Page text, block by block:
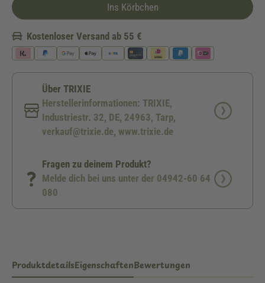
Ins Körbchen
Kostenloser Versand ab 55 €
Über TRIXIE
Herstellerinformationen: TRIXIE,
Industriestr. 32, DE, 24963, Tarp,
verkauf@trixie.de, www.trixie.de
Fragen zu deinem Produkt?
Melde dich bei uns unter der 04942-60 64
080
ProduktdetailsEigenschaftenBewertungen